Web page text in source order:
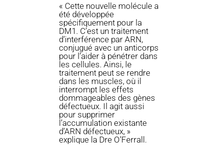
« Cette nouvelle molécule a
été développée
spécifiquement pour la
DM1. C’est un traitement
d’interférence par ARN,
conjugué avec un anticorps
pour l’aider à pénétrer dans
les cellules. Ainsi, le
traitement peut se rendre
dans les muscles, où il
interrompt les effets
dommageables des gènes
défectueux. Il agit aussi
pour supprimer
l’accumulation existante
d’ARN défectueux, »
explique la Dre O’Ferrall.